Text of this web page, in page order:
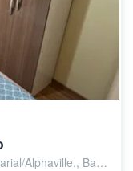
Barueri - SP